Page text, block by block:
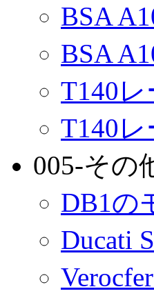
BSA
BSA
T140レ
T140レ
005-その
DB1の
Ducati